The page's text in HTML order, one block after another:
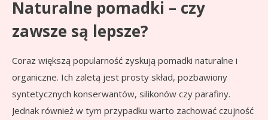
Naturalne pomadki – czy
zawsze są lepsze?
Coraz większą popularność zyskują pomadki naturalne i
organiczne. Ich zaletą jest prosty skład, pozbawiony
syntetycznych konserwantów, silikonów czy parafiny.
Jednak również w tym przypadku warto zachować czujność